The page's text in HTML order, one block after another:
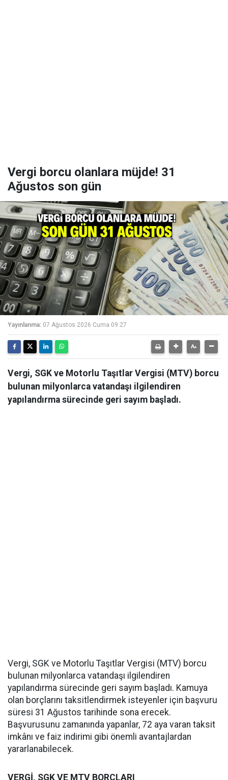
Vergi borcu olanlara müjde! 31
Ağustos son gün
Yayınlanma: 07 Ağustos 2026 Cuma 09:27
Vergi, SGK ve Motorlu Taşıtlar Vergisi (MTV) borcu
bulunan milyonlarca vatandaşı ilgilendiren
yapılandırma sürecinde geri sayım başladı.
Vergi, SGK ve Motorlu Taşıtlar Vergisi (MTV) borcu
bulunan milyonlarca vatandaşı ilgilendiren
yapılandırma sürecinde geri sayım başladı. Kamuya
olan borçlarını taksitlendirmek isteyenler için başvuru
süresi 31 Ağustos tarihinde sona erecek.
Başvurusunu zamanında yapanlar, 72 aya varan taksit
imkânı ve faiz indirimi gibi önemli avantajlardan
yararlanabilecek.
VERGİ, SGK VE MTV BORÇLARI